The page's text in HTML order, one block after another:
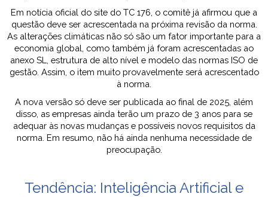
Em notícia oficial do site do TC 176, o comitê já afirmou que a
questão deve ser acrescentada na próxima revisão da norma.
As alterações climáticas não só são um fator importante para a
economia global, como também já foram acrescentadas ao
anexo SL, estrutura de alto nível e modelo das normas ISO de
gestão. Assim, o item muito provavelmente será acrescentado
à norma.
A nova versão só deve ser publicada ao final de 2025, além
disso, as empresas ainda terão um prazo de 3 anos para se
adequar às novas mudanças e possíveis novos requisitos da
norma. Em resumo, não há ainda nenhuma necessidade de
preocupação.
Tendência: Inteligência Artificial e